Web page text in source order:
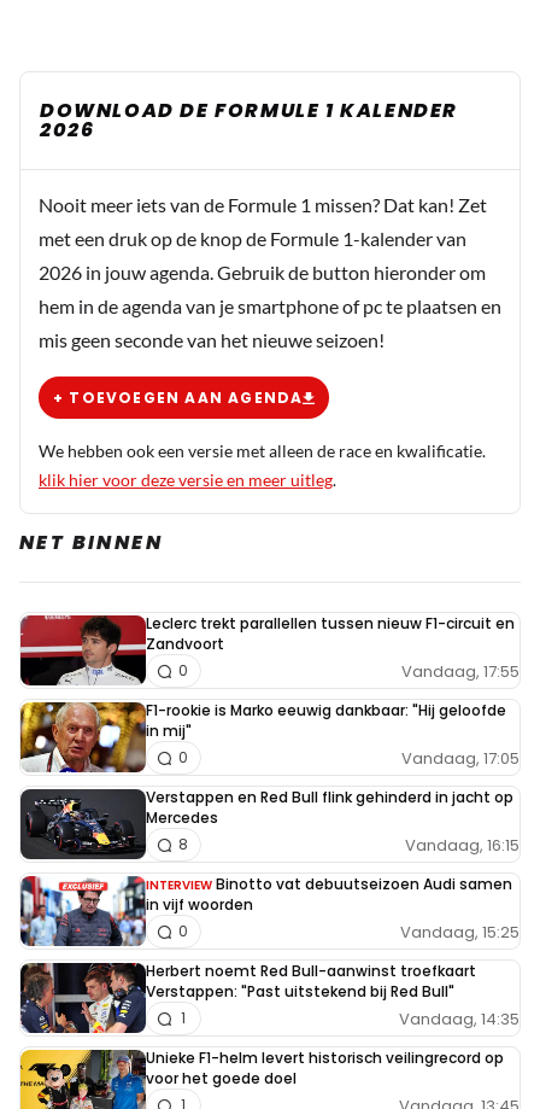
DOWNLOAD DE FORMULE 1 KALENDER
2026
Nooit meer iets van de Formule 1 missen? Dat kan! Zet
met een druk op de knop de Formule 1-kalender van
2026 in jouw agenda. Gebruik de button hieronder om
hem in de agenda van je smartphone of pc te plaatsen en
mis geen seconde van het nieuwe seizoen!
+ TOEVOEGEN AAN AGENDA
We hebben ook een versie met alleen de race en kwalificatie.
klik hier voor deze versie en meer uitleg.
NET BINNEN
Leclerc trekt parallellen tussen nieuw F1-circuit en
Zandvoort
Vandaag, 17:55
0
F1-rookie is Marko eeuwig dankbaar: "Hij geloofde
in mij"
Vandaag, 17:05
0
Verstappen en Red Bull flink gehinderd in jacht op
Mercedes
Vandaag, 16:15
8
INTERVIEW Binotto vat debuutseizoen Audi samen
in vijf woorden
Vandaag, 15:25
0
Herbert noemt Red Bull-aanwinst troefkaart
Verstappen: "Past uitstekend bij Red Bull"
Vandaag, 14:35
1
Unieke F1-helm levert historisch veilingrecord op
voor het goede doel